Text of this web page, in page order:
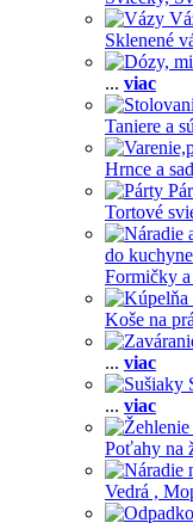
Sklenené
... viac
Taniere a
Hrnce a
Tortové
do kuchyne
Formičky
Koše na
... viac
... viac
Poťahy na
Vedrá ,